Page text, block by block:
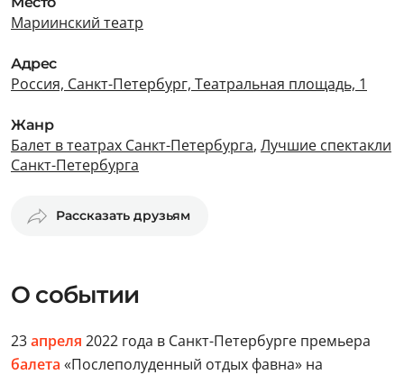
Мариинский театр
Адрес
Россия, Санкт-Петербург, Театральная площадь, 1
Жанр
Балет в театрах Санкт-Петербурга, Лучшие спектакли
Санкт-Петербурга
Рассказать друзьям
О событии
23апреля 2022 года в Санкт-Петербурге премьера
балета «Послеполуденный отдых фавна» на